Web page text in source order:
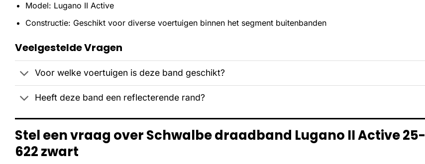
Model: Lugano II Active
Constructie: Geschikt voor diverse voertuigen binnen het segment buitenbanden
Veelgestelde Vragen
Voor welke voertuigen is deze band geschikt?
Heeft deze band een reflecterende rand?
Stel een vraag over Schwalbe draadband Lugano II Active 25-
622 zwart